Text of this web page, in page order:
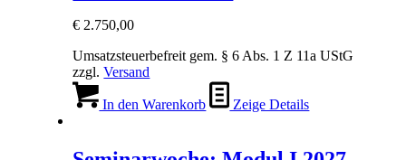
€ 2.750,00
Umsatzsteuerbefreit gem. § 6 Abs. 1 Z 11a UStG
zzgl.Versand
In den Warenkorb Zeige Details